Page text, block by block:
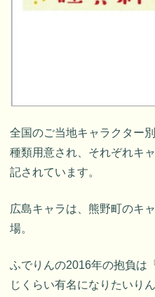
全国のご当地キャラクター
種類用意され、それぞれキ
記されています。
広島キャラは、熊野町のキ
場。
ふでりんの2016年の抱負は
じくらい有名になりたいり